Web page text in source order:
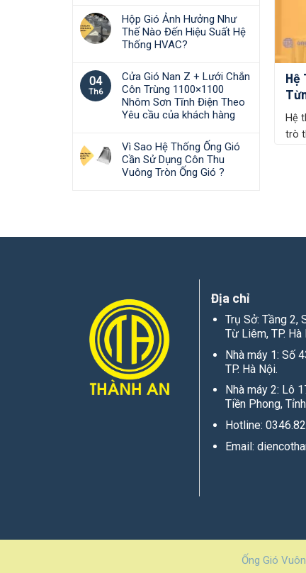
Hộp Gió Ảnh Hưởng Như
Thế Nào Đến Hiệu Suất Hệ
Thống HVAC?
04
Th6
Cửa Gió Nan Z + Lưới Chắn
Côn Trùng 1100×1100
Nhôm Sơn Tĩnh Điện Theo
Yêu cầu của khách hàng
Vì Sao Hệ Thống Ống Gió
Cần Sử Dụng Côn Thu
Vuông Tròn Ống Gió ?
Hệ
Hệ
trò
Địa chỉ
Trụ Sở: Tầng 2,
Từ Liêm, TP. Hà
Nhà máy 1: Số
TP. Hà Nội.
Nhà máy 2: Lô
Tiền Phong,
Hotline:
Email:
Ống Gió